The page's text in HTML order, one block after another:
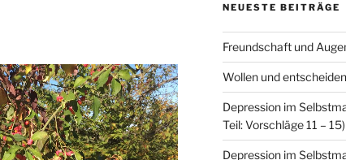
NEUESTE BEITRÄGE
Freundschaft und
Wollen und entscheiden
Depression im
Teil: Vorschläge 11 – 15)
Depression im